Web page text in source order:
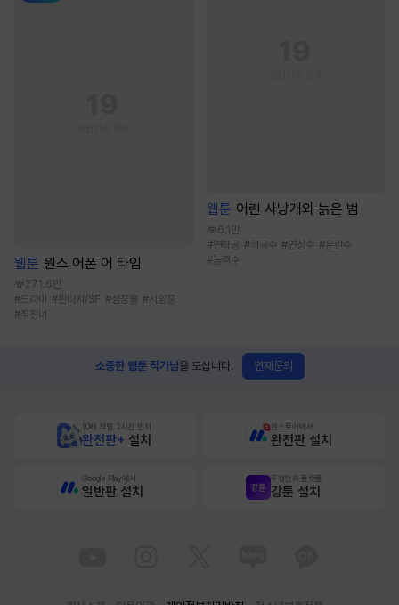
웹툰 원스 어폰 어 타임
271.6만
#드라마 #판타지/SF #성장물 #서양풍
#직진녀
웹툰 어린 사냥개와 늙은 범
6.1만
#연하공 #적극수 #연상수 #문란수
#능력수
소중한 웹툰 작가님을 모십니다. 연재문의
10배 적립, 2시간 먼저
완전판+ 설치
원스토어에서
완전판 설치
Google Play에서
일반판 설치
무협만화 플랫폼
강툰 설치